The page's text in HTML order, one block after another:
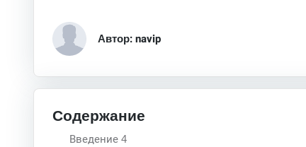
Автор: navip
Содержание
Введение 4